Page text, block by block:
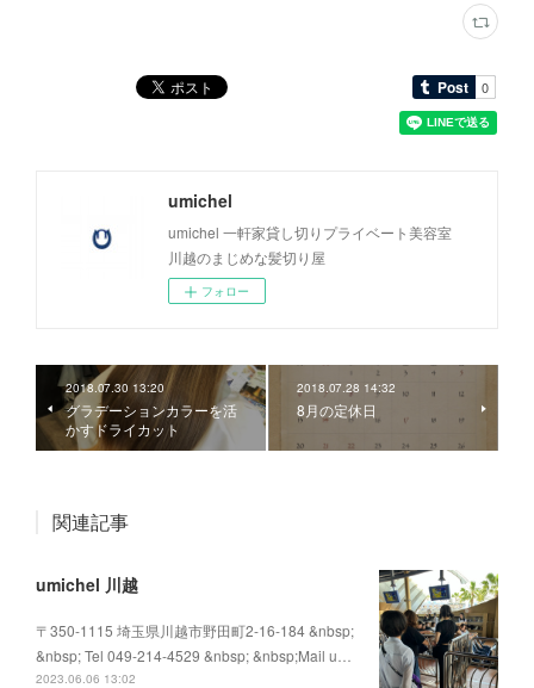
umichel
umichel 一軒家貸し切りプライベート美容室
川越のまじめな髪切り屋
フォロー
2018.07.30 13:20
グラデーションカラーを活
かすドライカット
2018.07.28 14:32
8月の定休日
関連記事
umichel 川越
〒350-1115 埼玉県川越市野田町2-16-184 &nbsp;
&nbsp; Tel 049-214-4529 &nbsp; &nbsp;Mail u…
2023.06.06 13:02